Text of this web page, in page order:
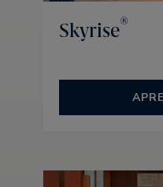
Skyrise®